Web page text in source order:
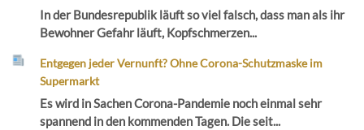
In der Bundesrepublik läuft so viel falsch, dass man als ihr
Bewohner Gefahr läuft, Kopfschmerzen...
Entgegen jeder Vernunft? Ohne Corona-Schutzmaske im
Supermarkt
Es wird in Sachen Corona-Pandemie noch einmal sehr
spannend in den kommenden Tagen. Die seit...